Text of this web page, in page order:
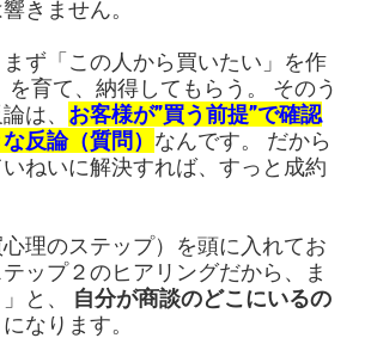
きません。
ず「この人から買いたい」を作
を育て、納得してもらう。 そのう
は、 お客様が”買う前提”で確認
反論（質問） なんです。 だから
ねいに解決すれば、すっと成約
理のステップ）を頭に入れてお
ップ２のヒアリングだから、ま
と、 自分が商談のどこにいるの
なります。